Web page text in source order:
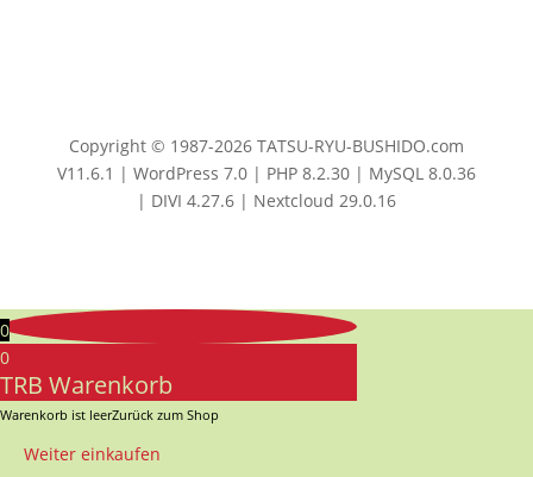
Copyright © 1987-2026 TATSU-RYU-BUSHIDO.com
V11.6.1 | WordPress 7.0 | PHP 8.2.30 | MySQL 8.0.36
| DIVI 4.27.6 | Nextcloud 29.0.16
0
0
TRB Warenkorb
Warenkorb ist leerZurück zum Shop
Weiter einkaufen